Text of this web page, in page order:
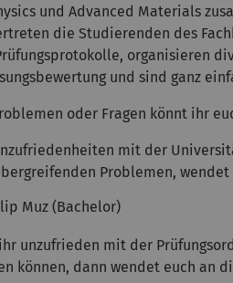
und Advanced Materials
die Studierenden des
organisieren
und sind ganz
oder Fragen könnt ihr
mit der
Problemen,
Muz (Bachelor)
unzufrieden mit der
können, dann wendet euch an